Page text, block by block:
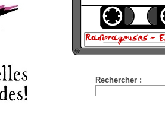
Rechercher :